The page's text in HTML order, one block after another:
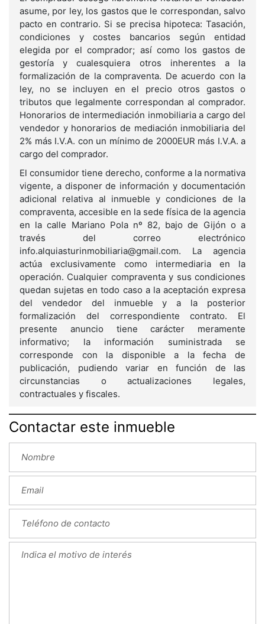
asume, por ley, los gastos que le correspondan, salvo
pacto en contrario. Si se precisa hipoteca: Tasación,
condiciones y costes bancarios según entidad
elegida por el comprador; así como los gastos de
gestoría y cualesquiera otros inherentes a la
formalización de la compraventa. De acuerdo con la
ley, no se incluyen en el precio otros gastos o
tributos que legalmente correspondan al comprador.
Honorarios de intermediación inmobiliaria a cargo del
vendedor y honorarios de mediación inmobiliaria del
2% más I.V.A. con un mínimo de 2000EUR más I.V.A. a
cargo del comprador.
El consumidor tiene derecho, conforme a la normativa
vigente, a disponer de información y documentación
adicional relativa al inmueble y condiciones de la
compraventa, accesible en la sede física de la agencia
en la calle Mariano Pola nº 82, bajo de Gijón o a
través del correo electrónico
info.alquiasturinmobiliaria@gmail.com. La agencia
actúa exclusivamente como intermediaria en la
operación. Cualquier compraventa y sus condiciones
quedan sujetas en todo caso a la aceptación expresa
del vendedor del inmueble y a la posterior
formalización del correspondiente contrato. El
presente anuncio tiene carácter meramente
informativo; la información suministrada se
corresponde con la disponible a la fecha de
publicación, pudiendo variar en función de las
circunstancias o actualizaciones legales,
contractuales y fiscales.
Contactar este inmueble